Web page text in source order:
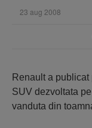
23 aug 2008
Renault a
SUV dezvoltata
vanduta din